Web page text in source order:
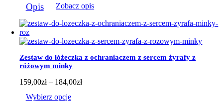
do
produkt
ma
wiele
wariantów.
Opcje
można
wybrać
na
stronie
Opis Zobacz opis
Zestaw do łóżeczka z ochraniaczem z sercem żyrafy z
różowym minky
159,00zł – 184,00złZakres
Wybierz opcje